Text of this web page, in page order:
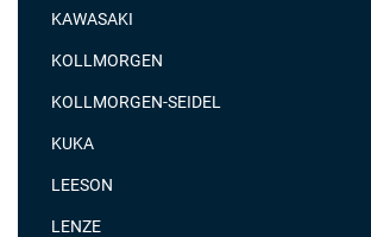
KAWASAKI
KOLLMORGEN
KOLLMORGEN-SEIDEL
KUKA
LEESON
LENZE